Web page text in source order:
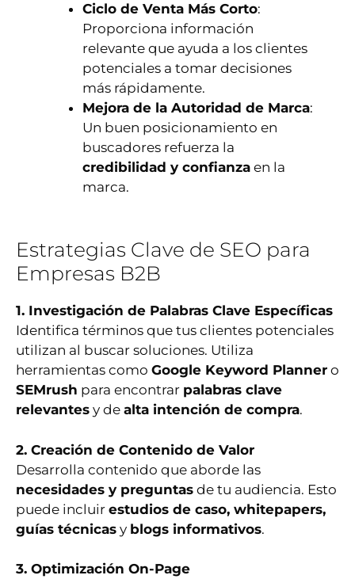
Ciclo de Venta Más Corto:
Proporciona información
relevante que ayuda a los clientes
potenciales a tomar decisiones
más rápidamente.
Mejora de la Autoridad de Marca:
Un buen posicionamiento en
buscadores refuerza la
credibilidad y confianzaen la
marca.
Estrategias Clave de SEO para
Empresas B2B
1. Investigación de Palabras Clave Específicas
Identifica términos que tus clientes potenciales
utilizan al buscar soluciones. Utiliza
herramientas como Google Keyword Planner o
SEMrush para encontrar palabras clave
relevantes y de alta intención de compra.
2. Creación de Contenido de Valor
Desarrolla contenido que aborde las
necesidades y preguntas de tu audiencia. Esto
puede incluir estudios de caso, whitepapers,
guías técnicas y blogs informativos.
3. Optimización On-Page